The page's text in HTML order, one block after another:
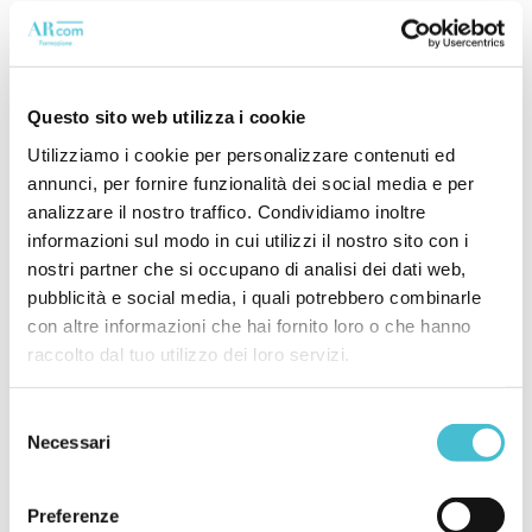
Questo sito web utilizza i cookie
Utilizziamo i cookie per personalizzare contenuti ed
annunci, per fornire funzionalità dei social media e per
analizzare il nostro traffico. Condividiamo inoltre
informazioni sul modo in cui utilizzi il nostro sito con i
nostri partner che si occupano di analisi dei dati web,
pubblicità e social media, i quali potrebbero combinarle
con altre informazioni che hai fornito loro o che hanno
raccolto dal tuo utilizzo dei loro servizi.
delNecessari
Preferenze
adeguamento dei sistemi di monitoraggio e
compliance.
UE-Mercosur: conditional
trade e prospettive future
L’intersezione tra l’Accordo UE-Mercosur, il
CBAM e l’EUDR formalizza l’avvento di un
modello diconditional trade, in cui l’accesso
al mercato commerciale più ricco del mondo
è subordinato al rispetto di stringenti
parametri ecologici e di sostenibilità.
Le dinamiche negoziali che hanno preceduto
la firma del gennaio 2026 dimostrano che la
tramite imposizioni normative asimmetriche